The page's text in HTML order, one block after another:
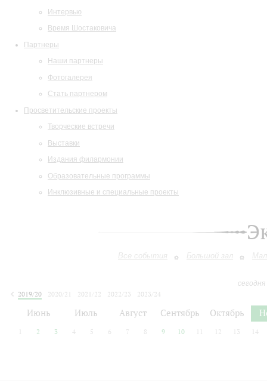
Интервью
Время Шостаковича
Партнеры
Наши партнеры
Фотогалерея
Стать партнером
Просветительские проекты
Творческие встречи
Выставки
Издания филармонии
Образовательные программы
Инклюзивные и специальные проекты
Все события Большой зал
2019/20
2020/21 2021/22 2022/23
2023/24
Июнь Июль Август Сентябрь Октябрь
2 3 4 5 6 7 8 9 10 12 13 14